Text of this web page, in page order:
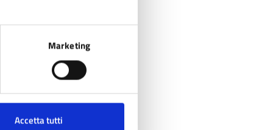
Marketing
Accetta tutti